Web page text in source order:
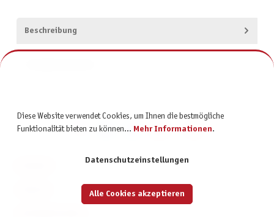
Beschreibung
Diese Website verwendet Cookies, um Ihnen die bestmögliche
Funktionalität bieten zu können... Mehr Informationen.
Datenschutzeinstellungen
Alle Cookies akzeptieren